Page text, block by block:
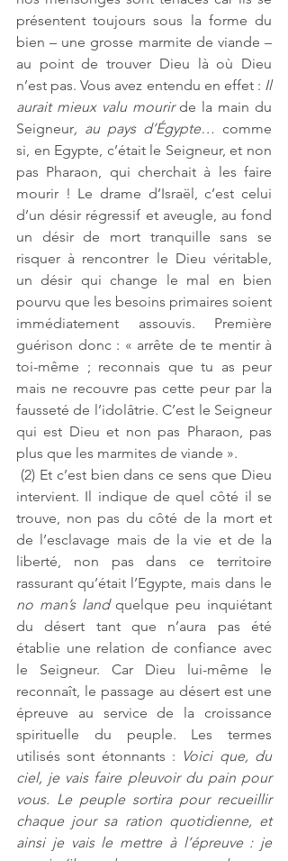
présentent toujours sous la forme du
bien – une grosse marmite de viande –
au point de trouver Dieu là où Dieu
n’est pas. Vous avez entendu en effet : Il
aurait mieux valu mourir de la main du
Seigneur, au pays d’Égypte… comme
si, en Egypte, c’était le Seigneur, et non
pas Pharaon, qui cherchait à les faire
mourir ! Le drame d’Israël, c’est celui
d’un désir régressif et aveugle, au fond
un désir de mort tranquille sans se
risquer à rencontrer le Dieu véritable,
un désir qui change le mal en bien
pourvu que les besoins primaires soient
immédiatement assouvis. Première
guérison donc : « arrête de te mentir à
toi-même ; reconnais que tu as peur
mais ne recouvre pas cette peur par la
fausseté de l’idolâtrie. C’est le Seigneur
qui est Dieu et non pas Pharaon, pas
plus que les marmites de viande ».
intervient. Il indique de quel côté il se
trouve, non pas du côté de la mort et
de l’esclavage mais de la vie et de la
liberté, non pas dans ce territoire
no man’s land quelque peu inquiétant
du désert tant que n’aura pas été
établie une relation de confiance avec
le Seigneur. Car Dieu lui-même le
reconnaît, le passage au désert est une
épreuve au service de la croissance
spirituelle du peuple. Les termes
utilisés sont étonnants : Voici que, du
ciel, je vais faire pleuvoir du pain pour
vous. Le peuple sortira pour recueillir
chaque jour sa ration quotidienne, et
ainsi je vais le mettre à l’épreuve : je